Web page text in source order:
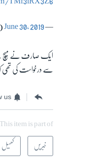
— Saj Sadiq (@Saj_PakPassion)
June 30, 2019
ایک صارف نے میچ کے
سے درخواست کی تھی
us
This item is part of
خبریں کھیل